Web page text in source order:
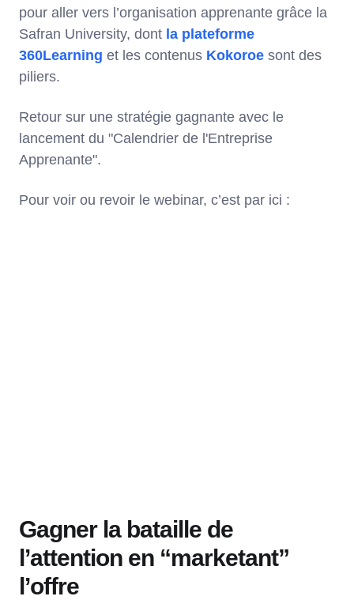
pour aller vers l’organisation apprenante grâce la
Safran University, dont la plateforme
360Learning et les contenus Kokoroe sont des
piliers.
Retour sur une stratégie gagnante avec le
lancement du "Calendrier de l'Entreprise
Apprenante".
Pour voir ou revoir le webinar, c’est par ici :
Gagner la bataille de
l’attention en “marketant”
l’offre